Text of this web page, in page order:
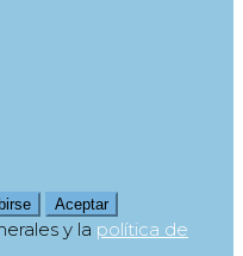
Aceptar
y la política de